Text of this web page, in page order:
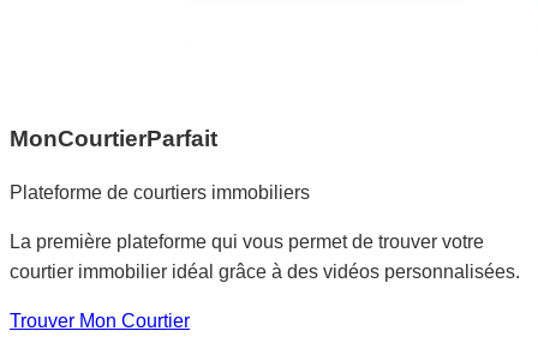
MonCourtierParfait
Plateforme de courtiers immobiliers
La première plateforme qui vous permet de trouver votre
courtier immobilier idéal grâce à des vidéos personnalisées.
Trouver Mon Courtier